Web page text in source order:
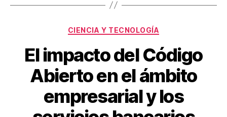
o
tir
Categorías
CIENCIA Y TECNOLOGÍA
El impacto del Código
Abierto en el ámbito
empresarial y los